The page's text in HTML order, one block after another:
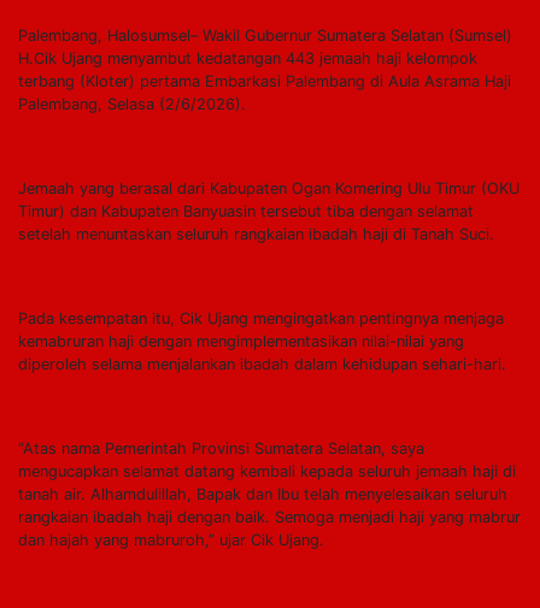
Palembang, Halosumsel– Wakil Gubernur Sumatera Selatan (Sumsel)
H.Cik Ujang menyambut kedatangan 443 jemaah haji kelompok
terbang (Kloter) pertama Embarkasi Palembang di Aula Asrama Haji
Palembang, Selasa (2/6/2026).
Jemaah yang berasal dari Kabupaten Ogan Komering Ulu Timur (OKU
Timur) dan Kabupaten Banyuasin tersebut tiba dengan selamat
setelah menuntaskan seluruh rangkaian ibadah haji di Tanah Suci.
Pada kesempatan itu, Cik Ujang mengingatkan pentingnya menjaga
kemabruran haji dengan mengimplementasikan nilai-nilai yang
diperoleh selama menjalankan ibadah dalam kehidupan sehari-hari.
“Atas nama Pemerintah Provinsi Sumatera Selatan, saya
mengucapkan selamat datang kembali kepada seluruh jemaah haji di
tanah air. Alhamdulillah, Bapak dan Ibu telah menyelesaikan seluruh
rangkaian ibadah haji dengan baik. Semoga menjadi haji yang mabrur
dan hajah yang mabruroh,” ujar Cik Ujang.